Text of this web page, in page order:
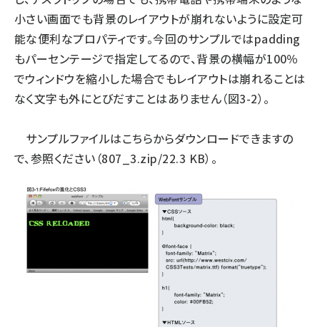
小さい画面でも背景のレイアウトが崩れないように設定可
能な便利なプロパティです。今回のサンプルではpadding
もパーセンテージで指定してるので、背景の横幅が100％
でウィンドウを縮小した場合でもレイアウトは崩れることは
なく文字も外にとびだすことはありません（図3-2）。
サンプルファイルはこちらからダウンロードできますの
で、参照ください（807_3.zip/22.3 KB）。